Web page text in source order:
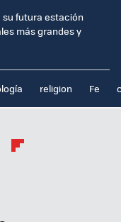
su futura estación
más grandes y
religion Fe